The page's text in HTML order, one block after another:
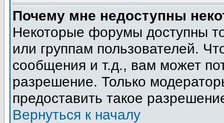
Почему мне недоступны
Некоторые форумы доступны
или группам пользователей.
сообщения и т.д., вам может
разрешение. Только
предоставить такое
Вернуться к началу